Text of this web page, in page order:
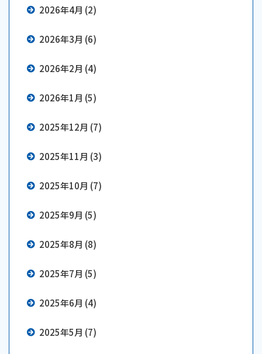
2026年4月 (2)
2026年3月 (6)
2026年2月 (4)
2026年1月 (5)
2025年12月 (7)
2025年11月 (3)
2025年10月 (7)
2025年9月 (5)
2025年8月 (8)
2025年7月 (5)
2025年6月 (4)
2025年5月 (7)